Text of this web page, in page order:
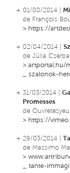
+ 01/08/2014 |
de François
> https://
+ 02/04/2014 |
de Júlia
> artportal.hu/
szalonok-
+ 31/03/2014 |
Promesses
de
> https://
+ 29/03/2014 |
de Massimo
>
tante-